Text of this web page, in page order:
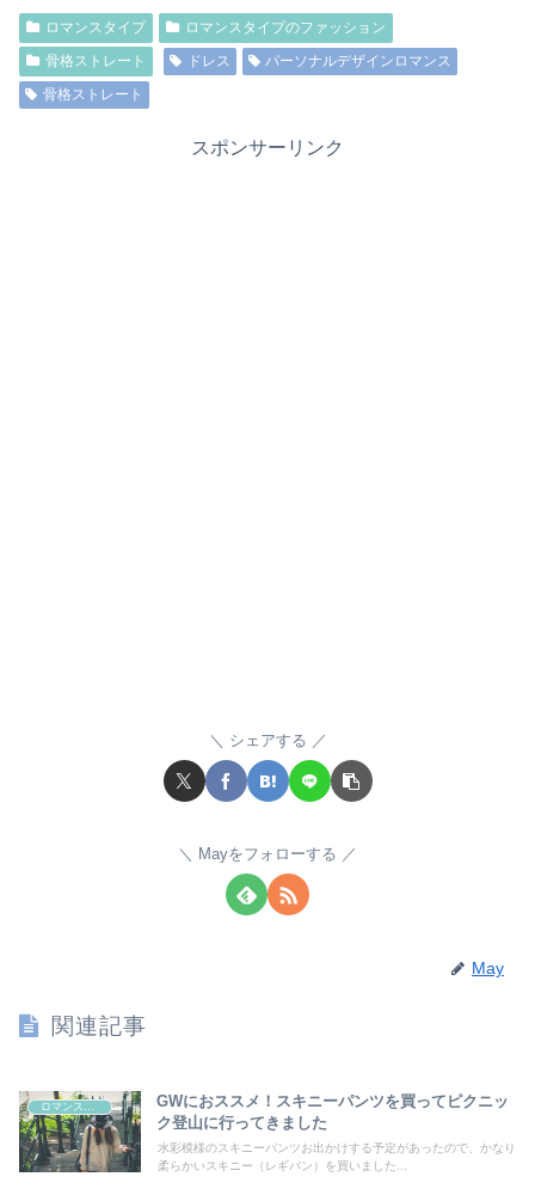
ロマンスタイプ
ロマンスタイプのファッション
骨格ストレート
ドレス
パーソナルデザインロマンス
骨格ストレート
スポンサーリンク
シェアする
Mayをフォローする
May
関連記事
GWにおススメ！スキニーパンツを買ってピクニッ
ク登山に行ってきました
水彩模様のスキニーパンツお出かけする予定があったので、かなり
柔らかいスキニー（レギパン）を買いました...